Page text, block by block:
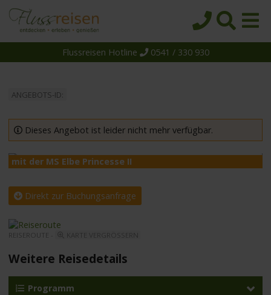
Reiseziele
Themen
Reedereien
Schiffe
Über uns
Suche
Flussreisen Hotline 0541 / 330 930
ANGEBOTS-ID:
Dieses Angebot ist leider nicht mehr verfügbar.
mit der MS Elbe Princesse II
Direkt zur Buchungsanfrage
REISEROUTE -
Weitere Reisedetails
Programm